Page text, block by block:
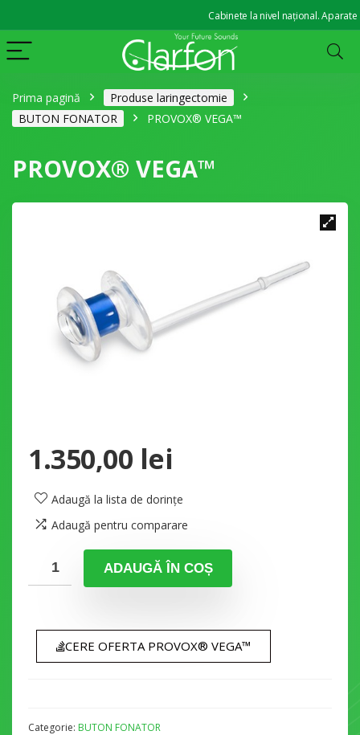
Cabinete la nivel național. Aparate
Prima pagină
Produse laringectomie
BUTON FONATOR
PROVOX® VEGA™
PROVOX® VEGA™
1.350,00 lei
Adaugă la lista de dorințe
Adaugă pentru comparare
ADAUGĂ ÎN COȘ
CERE OFERTA PROVOX® VEGA™
Categorie: BUTON FONATOR